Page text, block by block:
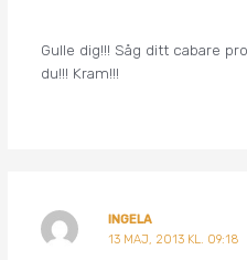
Gulle dig!!! Såg ditt cabare
du!!! Kram!!!
INGELA
13 MAJ, 2013 KL. 09:18